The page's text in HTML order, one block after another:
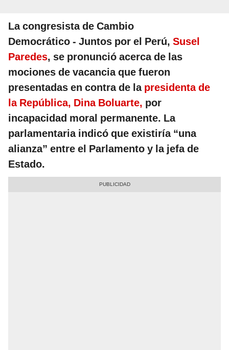
La congresista de Cambio
Democrático - Juntos por el Perú, Susel
Paredes, se pronunció acerca de las
mociones de vacancia que fueron
presentadas en contra de lapresidenta de
la República, Dina Boluarte, por
incapacidad moral permanente. La
parlamentaria indicó que existiría “una
alianza” entre el Parlamento y la jefa de
Estado.